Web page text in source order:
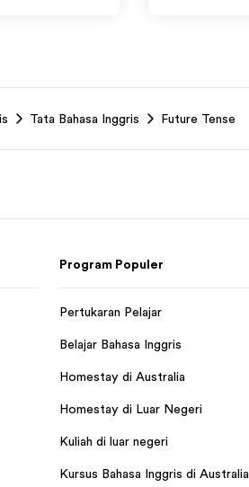
Tata Bahasa Inggris Future Tense
Program Populer
Pertukaran Pelajar
Belajar Bahasa Inggris
Homestay di Australia
Homestay di Luar Negeri
Kuliah di luar negeri
Kursus Bahasa Inggris di Australia